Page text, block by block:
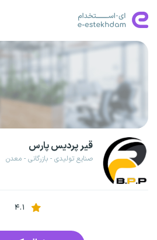
قیر پردیس پارس
صنایع تولیدی - بازرگانی - معدن
۴.۱